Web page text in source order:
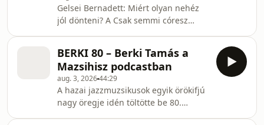
Gelsei Bernadett: Miért olyan nehéz
jól dönteni? A Csak semmi córesz
Zucker-Kertész Lilla, a Mazsihisz
kommunikációs munkatársa beszélget
arról, hogyan születnek életünk
legfontosabb döntései, és mi segít
akkor, amikor úgy érezzük,
elakadtunk. A beszélgetés
BERKI 80 – Berki Tamás a
Mazsihisz podcastban
aug. 3, 202644:29
A hazai jazzmuzsikusok egyik örökifjú
nagy öregje idén töltötte be 80.